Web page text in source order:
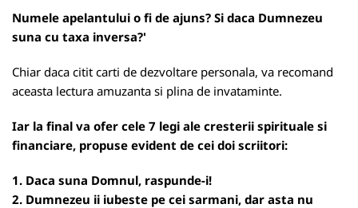
Numele apelantului o fi de ajuns? Si daca Dumnezeu
suna cu taxa inversa?'
Chiar daca citit carti de dezvoltare personala, va recomand
aceasta lectura amuzanta si plina de invataminte.
Iar la final va ofer cele 7 legi ale cresterii spirituale si
financiare, propuse evident de cei doi scriitori:
1. Daca suna Domnul, raspunde-i!
2. Dumnezeu ii iubeste pe cei sarmani, dar asta nu